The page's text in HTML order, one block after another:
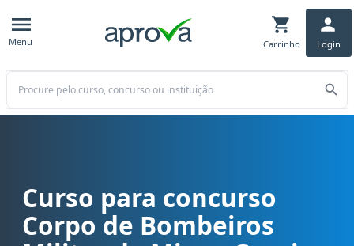
Menu Carrinho Login
Buscar
Curso para concurso CBM MG - Corpo de Bombeiros Militar de
Curso para concurso
Corpo de Bombeiros